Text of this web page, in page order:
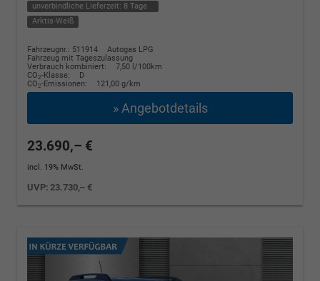
unverbindliche Lieferzeit: 8 Tage
Arktis-Weiß
Fahrzeugnr.: 511914
Autogas LPG
Fahrzeug mit Tageszulassung
Verbrauch kombiniert:
7,50 l/100km
CO2-Klasse:
D
CO2-Emissionen: 121,00 g/km
» Angebotdetails
23.690,– €
incl. 19% MwSt.
UVP:23.730,– €